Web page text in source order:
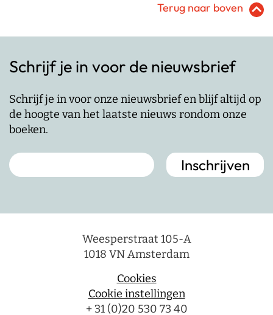
Terug naar boven
Schrijf je in voor de nieuwsbrief
Schrijf je in voor onze nieuwsbrief en blijf altijd op
de hoogte van het laatste nieuws rondom onze
boeken.
Weesperstraat 105-A
1018 VN Amsterdam
Cookies
Cookie instellingen
+ 31 (0)20 530 73 40